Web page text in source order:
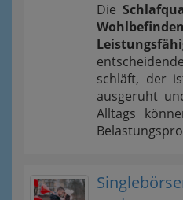
Die
schläft, der
ausgeruht
Alltags